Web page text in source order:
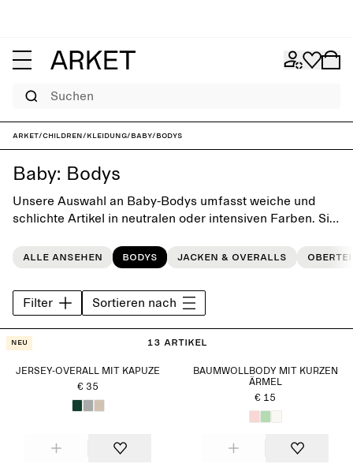
Suchen
ARKET/Children/Kleidung/Baby/Bodys
Baby: Bodys
Unsere Auswahl an Baby-Bodys umfasst weiche und
schlichte Artikel in neutralen oder intensiven Farben. Sie
Morgen und sind somit eine unverzichtbare Ergänzung
für die Alltagsgarderobe der ganz Kleinen.
Alle ansehen Bodys Jacken & Overalls
Filter Sortieren nach
13 Artikel
Neu
JERSEY-OVERALL MIT KAPUZE
€ 35
BAUMWOLLBODY MIT KURZEN
ÄRMEL
€ 15